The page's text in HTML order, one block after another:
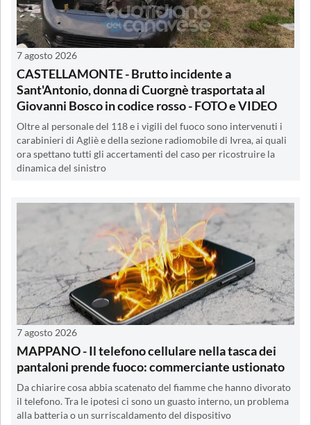
7 agosto 2026
CASTELLAMONTE - Brutto incidente a
Sant'Antonio, donna di Cuorgnè trasportata al
Giovanni Bosco in codice rosso - FOTO e VIDEO
Oltre al personale del 118 e i vigili del fuoco sono intervenuti i
carabinieri di Agliè e della sezione radiomobile di Ivrea, ai quali
ora spettano tutti gli accertamenti del caso per ricostruire la
dinamica del sinistro
7 agosto 2026
MAPPANO - Il telefono cellulare nella tasca dei
pantaloni prende fuoco: commerciante ustionato
Da chiarire cosa abbia scatenato del fiamme che hanno divorato
il telefono. Tra le ipotesi ci sono un guasto interno, un problema
alla batteria o un surriscaldamento del dispositivo